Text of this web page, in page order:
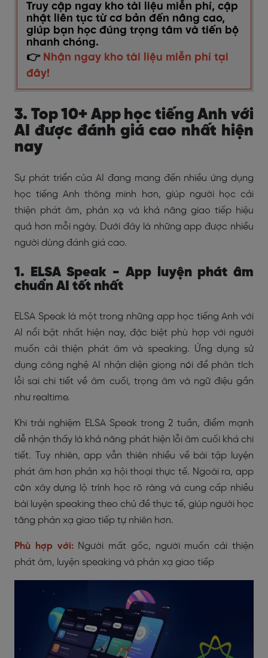
Truy cập ngay kho tài liệu miễn phí, cập
nhật liên tục từ cơ bản đến nâng cao,
giúp bạn học đúng trọng tâm và tiến bộ
nhanh chóng.
👉 Nhận ngay kho tài liệu miễn phí tại
đây!
3. Top 10+ App học tiếng Anh với
AI được đánh giá cao nhất hiện
nay
Sự phát triển của AI đang mang đến nhiều ứng dụng
học tiếng Anh thông minh hơn, giúp người học cải
thiện phát âm, phản xạ và khả năng giao tiếp hiệu
quả hơn mỗi ngày. Dưới đây là những app được nhiều
người dùng đánh giá cao.
1. ELSA Speak - App luyện phát âm
chuẩn AI tốt nhất
ELSA Speak là một trong những app học tiếng Anh với
AI nổi bật nhất hiện nay, đặc biệt phù hợp với người
muốn cải thiện phát âm và speaking. Ứng dụng sử
dụng công nghệ AI nhận diện giọng nói để phân tích
lỗi sai chi tiết về âm cuối, trọng âm và ngữ điệu gần
như realtime.
Khi trải nghiệm ELSA Speak trong 2 tuần, điểm mạnh
dễ nhận thấy là khả năng phát hiện lỗi âm cuối khá chi
tiết. Tuy nhiên, app vẫn thiên nhiều về bài tập luyện
phát âm hơn phản xạ hội thoại thực tế. Ngoài ra, app
còn xây dựng lộ trình học rõ ràng và cung cấp nhiều
bài luyện speaking theo chủ đề thực tế, giúp người học
tăng phản xạ giao tiếp tự nhiên hơn.
Phù hợp với: Người mất gốc, người muốn cải thiện
phát âm, luyện speaking và phản xạ giao tiếp